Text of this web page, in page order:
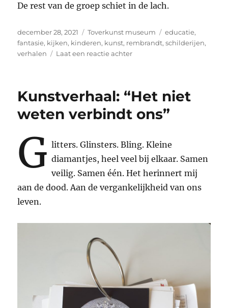
De rest van de groep schiet in de lach.
Geplaatst
op
december 28, 2021 Categorieën
Toverkunst museum Tags
educatie,
fantasie, kijken, kinderen, kunst, rembrandt,schilderijen,
verhalen
Laat een reactie achterop
is
klein!”
Kunstverhaal: “Het niet
weten verbindt ons”
G litters. Glinsters. Bling. Kleine
diamantjes, heel veel bij elkaar. Samen
veilig. Samen één. Het herinnert mij
aan de dood. Aan de vergankelijkheid van ons
leven.